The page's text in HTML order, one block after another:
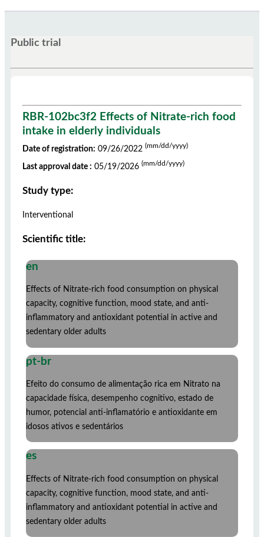
Public trial
RBR-102bc3f2 Effects of Nitrate-rich food
intake in elderly individuals
Date of registration: 09/26/2022 (mm/dd/yyyy)
Last approval date : 05/19/2026 (mm/dd/yyyy)
Study type:
Interventional
Scientific title:
en
Effects of Nitrate-rich food consumption on physical
capacity, cognitive function, mood state, and anti-
inflammatory and antioxidant potential in active and
sedentary older adults
pt-br
Efeito do consumo de alimentação rica em Nitrato na
capacidade física, desempenho cognitivo, estado de
humor, potencial anti-inflamatório e antioxidante em
idosos ativos e sedentários
es
Effects of Nitrate-rich food consumption on physical
capacity, cognitive function, mood state, and anti-
inflammatory and antioxidant potential in active and
sedentary older adults